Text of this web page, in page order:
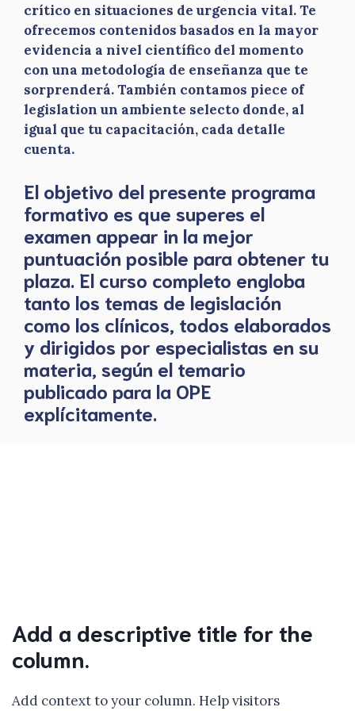
crítico en situaciones de urgencia vital. Te
ofrecemos contenidos basados en la mayor
evidencia a nivel científico del momento
con una metodología de enseñanza que te
sorprenderá. También contamos piece of
legislation un ambiente selecto donde, al
igual que tu capacitación, cada detalle
cuenta.
El objetivo del presente programa
formativo es que superes el
examen appear in la mejor
puntuación posible para obtener tu
plaza. El curso completo engloba
tanto los temas de legislación
como los clínicos, todos elaborados
y dirigidos por especialistas en su
materia, según el temario
publicado para la OPE
explícitamente.
Add a descriptive title for the
column.
Add context to your column. Help visitors